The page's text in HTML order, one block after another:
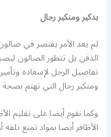
بدكير ومنكير رجال
لم يعد الأمر يقتصر في
الذقن بل تتطور الصالون
تفاصيل الرجل لإسعاده
ومنكير رجال التي تهتم
وكما نقوم أيضا على تقليم
الأظافر أيضا بمواد تمنع تلفه